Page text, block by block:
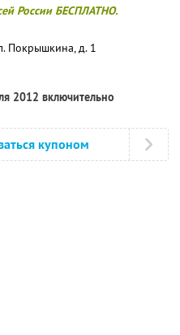
России БЕСПЛАТНО.
Покрышкина, д. 1
2012 включительно
купоном